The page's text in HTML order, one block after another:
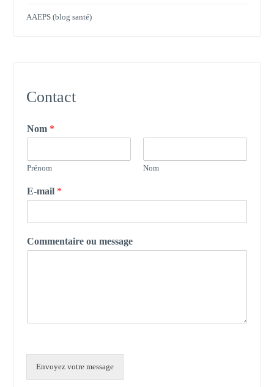
AAEPS (blog santé)
Contact
Nom *
Prénom Nom
E-mail *
Commentaire ou message
Envoyez votre message